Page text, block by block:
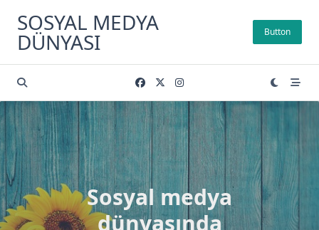
content
SOSYAL MEDYA
DÜNYASI Button
Sosyal medya
dünyasında